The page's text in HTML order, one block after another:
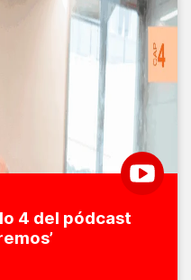
4 del pódcast